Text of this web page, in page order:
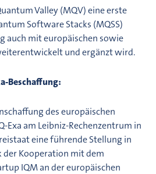
Valley (MQV) eine erste
Software Stacks (MQSS)
auch mit europäischen sowie
und ergänzt wird.
Beschaffung:
des europäischen
Exa am Leibniz-Rechenzentrum in
eine führende Stellung in
der Kooperation mit dem
IQM an der europäischen